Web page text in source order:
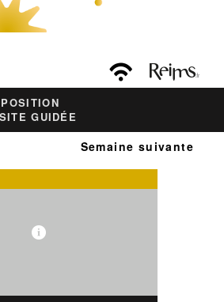
GUIDÉE
Semaine suivante